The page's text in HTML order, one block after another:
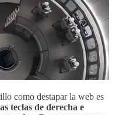
como destapar la web es
teclas de derecha e